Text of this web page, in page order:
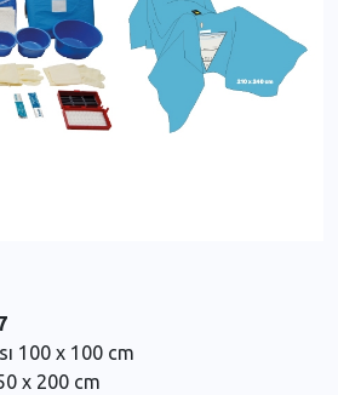
100 x 100 cm
x 200 cm